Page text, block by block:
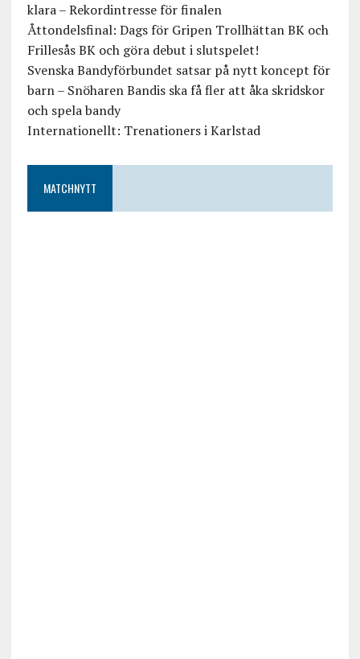
klara – Rekordintresse för finalen
Åttondelsfinal: Dags för Gripen Trollhättan BK och
Frillesås BK och göra debut i slutspelet!
Svenska Bandyförbundet satsar på nytt koncept för
barn – Snöharen Bandis ska få fler att åka skridskor
och spela bandy
Internationellt: Trenationers i Karlstad
MATCHNYTT